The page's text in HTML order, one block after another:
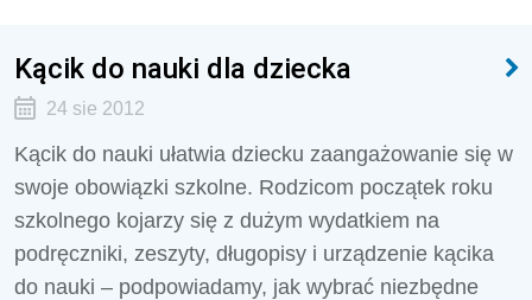
Kącik do nauki dla dziecka
24 sie 2012
Kącik do nauki ułatwia dziecku zaangażowanie się w
swoje obowiązki szkolne. Rodzicom początek roku
szkolnego kojarzy się z dużym wydatkiem na
podręczniki, zeszyty, długopisy i urządzenie kącika
do nauki – podpowiadamy, jak wybrać niezbędne